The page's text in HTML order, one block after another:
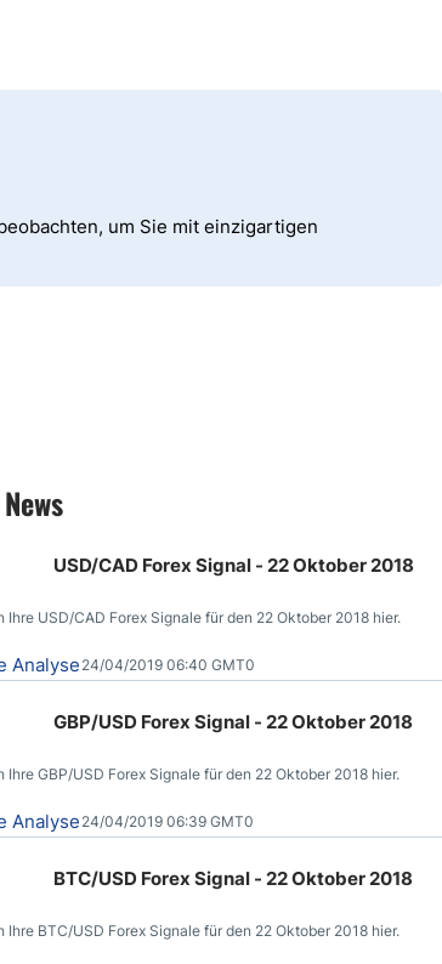
um Sie mit einzigartigen
USD/CAD Forex Signal - 22 Oktober 2018
Ihre USD/CAD Forex Signale für den 22 Oktober 2018 hier.
Analyse 24/04/2019 06:40 GMT0
GBP/USD Forex Signal - 22 Oktober 2018
Ihre GBP/USD Forex Signale für den 22 Oktober 2018 hier.
Analyse 24/04/2019 06:39 GMT0
BTC/USD Forex Signal - 22 Oktober 2018
Ihre BTC/USD Forex Signale für den 22 Oktober 2018 hier.